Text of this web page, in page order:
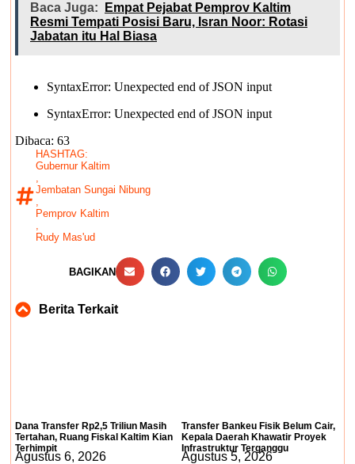
Baca Juga:
Empat Pejabat Pemprov Kaltim
Resmi Tempati Posisi Baru, Isran Noor: Rotasi
Jabatan itu Hal Biasa
SyntaxError: Unexpected end of JSON input
SyntaxError: Unexpected end of JSON input
Dibaca: 63
HASHTAG:
Gubernur Kaltim
,
Jembatan Sungai Nibung
,
Pemprov Kaltim
,
Rudy Mas'ud
BAGIKAN
Berita Terkait
Dana Transfer Rp2,5 Triliun Masih
Tertahan, Ruang Fiskal Kaltim Kian
Terhimpit
Agustus 6, 2026
Transfer Bankeu Fisik Belum Cair,
Kepala Daerah Khawatir Proyek
Infrastruktur Terganggu
Agustus 5, 2026